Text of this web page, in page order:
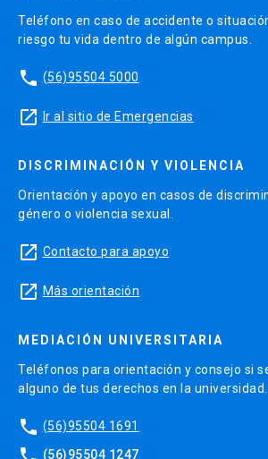
Teléfono en caso de accidente o
riesgo tu vida dentro de algún campus.
phone (56)95504 5000
launch Ir al sitio de Emergencias
DISCRIMINACIÓN Y VIOLENCIA
Orientación y apoyo en casos de
género o violencia sexual.
launch Contacto para apoyo
launch Más orientación
MEDIACIÓN UNIVERSITARIA
Teléfonos para orientación y consejo si
alguno de tus derechos en la universidad.
phone (56)95504 1691
(56)95504 1247